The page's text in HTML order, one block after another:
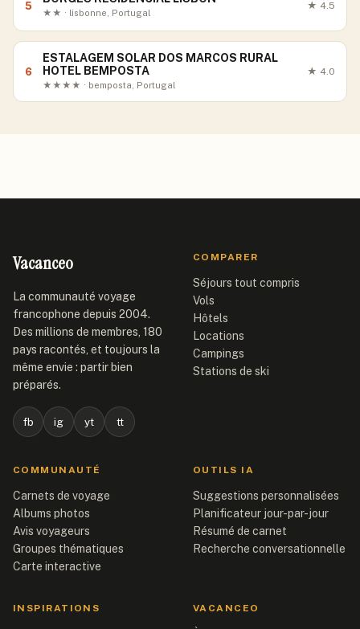
5
★★ · lisbonne, Portugal
★ 4.5
6
ESTALAGEM SOLAR DOS MARCOS RURAL
HOTEL BEMPOSTA
★★★★ · bemposta, Portugal
★ 4.0
Vacanceo
La communauté voyage
francophone depuis 2004.
Des millions de membres, 180
pays racontés, et toujours la
même envie : partir bien
préparés.
fb ig yt tt
COMPARER
Séjours tout compris
Vols
Hôtels
Locations
Campings
Stations de ski
COMMUNAUTÉ
Carnets de voyage
Albums photos
Avis voyageurs
Groupes thématiques
Carte interactive
OUTILS IA
Suggestions personnalisées
Planificateur jour-par-jour
Résumé de carnet
Recherche conversationnelle
INSPIRATIONS VACANCEO